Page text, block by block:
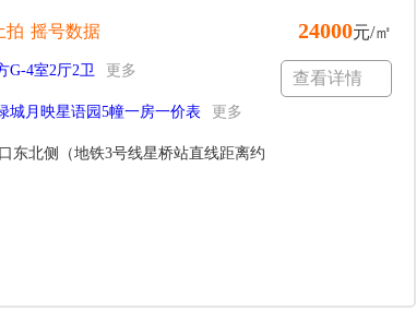
拍 摇号数据
G-4室2厅2卫 更多
城月映星语园5幢一房一价表 更多
东北侧（地铁3号线星桥站直线距离约
24000元/㎡
查看详情